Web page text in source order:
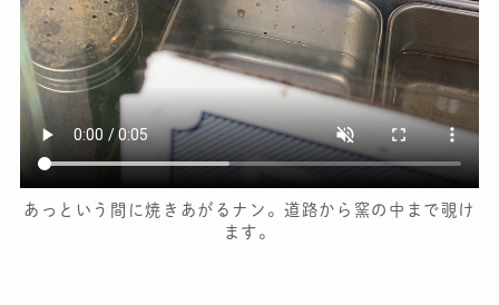
あっという間に焼きあがるナン。道路から窯の中まで覗け
ます。